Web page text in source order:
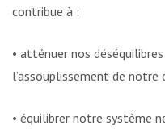
contribue à :
• atténuer nos
l’assouplissement de notre
• équilibrer notre système